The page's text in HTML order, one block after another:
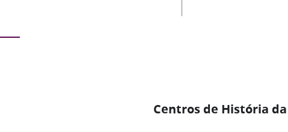
Centros de História